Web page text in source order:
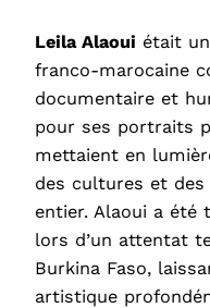
Leila Alaoui était
franco-marocaine
documentaire et
pour ses portraits
mettaient en
des cultures et
entier. Alaoui a été
lors d’un attentat
Burkina Faso,
artistique